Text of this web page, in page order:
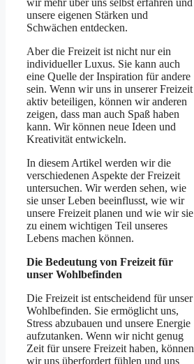
wir mehr über uns selbst erfahren und
unsere eigenen Stärken und
Schwächen entdecken.
Aber die Freizeit ist nicht nur ein
individueller Luxus. Sie kann auch
eine Quelle der Inspiration für andere
sein. Wenn wir uns in unserer Freizeit
aktiv beteiligen, können wir anderen
zeigen, dass man auch Spaß haben
kann. Wir können neue Ideen und
Kreativität entwickeln.
In diesem Artikel werden wir die
verschiedenen Aspekte der Freizeit
untersuchen. Wir werden sehen, wie
sie unser Leben beeinflusst, wie wir
unsere Freizeit planen und wie wir sie
zu einem wichtigen Teil unseres
Lebens machen können.
Die Bedeutung von Freizeit für
unser Wohlbefinden
Die Freizeit ist entscheidend für unser
Wohlbefinden. Sie ermöglicht uns,
Stress abzubauen und unsere Energie
aufzutanken. Wenn wir nicht genug
Zeit für unsere Freizeit haben, können
wir uns überfordert fühlen und uns